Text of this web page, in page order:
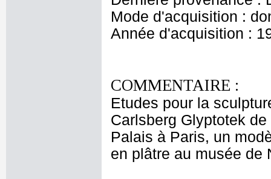
Mode d'acquisition :
Année d'acquisition :
COMMENTAIRE :
Etudes pour la
Carlsberg Glyptotek
Palais à Paris, un
en plâtre au musée de